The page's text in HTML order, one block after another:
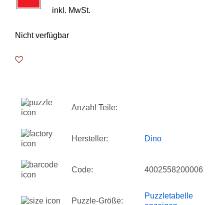
inkl. MwSt.
Nicht verfügbar
Anzahl Teile:
Hersteller: Dino
Code: 4002558200006
Puzzle-Größe:
Puzzletabelle